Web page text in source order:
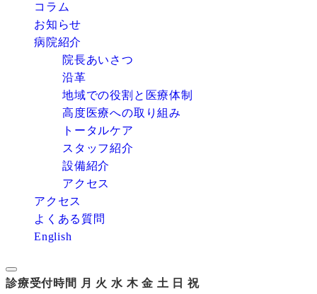
コラム
お知らせ
病院紹介
院長あいさつ
沿革
地域での役割と医療体制
高度医療への取り組み
トータルケア
スタッフ紹介
設備紹介
アクセス
アクセス
よくある質問
English
診療受付時間 月 火 水 木 金 土 日 祝